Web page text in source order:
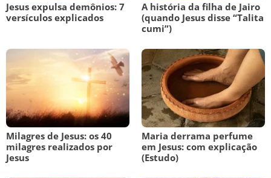
Jesus expulsa demônios: 7
versículos explicados
A história da filha de Jairo
(quando Jesus disse “Talita
cumi”)
Milagres de Jesus: os 40
milagres realizados por
Jesus
Maria derrama perfume
em Jesus: com explicação
(Estudo)